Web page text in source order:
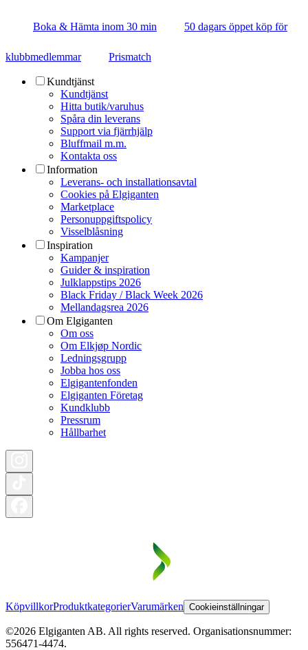
Boka & Hämta inom 30 min 50 dagars öppet köp för
klubbmedlemmar Prismatch
Kundtjänst
Kundtjänst
Hitta butik/varuhus
Spåra din leverans
Support via fjärrhjälp
Bluffmail m.m.
Kontakta oss
Information
Leverans- och installationsavtal
Cookies på Elgiganten
Marketplace
Personuppgiftspolicy
Visselblåsning
Inspiration
Kampanjer
Guider & inspiration
Julklappstips 2026
Black Friday / Black Week 2026
Mellandagsrea 2026
Om Elgiganten
Om oss
Om Elkjøp Nordic
Ledningsgrupp
Jobba hos oss
Elgigantenfonden
Elgiganten Företag
Kundklubb
Pressrum
Hållbarhet
KöpvillkorProduktkategorierVarumärken Cookieinställningar
©2026 Elgiganten AB. All rights reserved. Organisationsnummer:
556471-4474.